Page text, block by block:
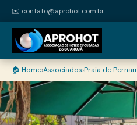
✉️ contato@aprohot.com.br
🏠 Home›Associados›Praia de